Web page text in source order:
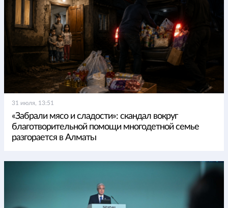
31 июля, 13:51
«Забрали мясо и сладости»: скандал вокруг
благотворительной помощи многодетной семье
разгорается в Алматы